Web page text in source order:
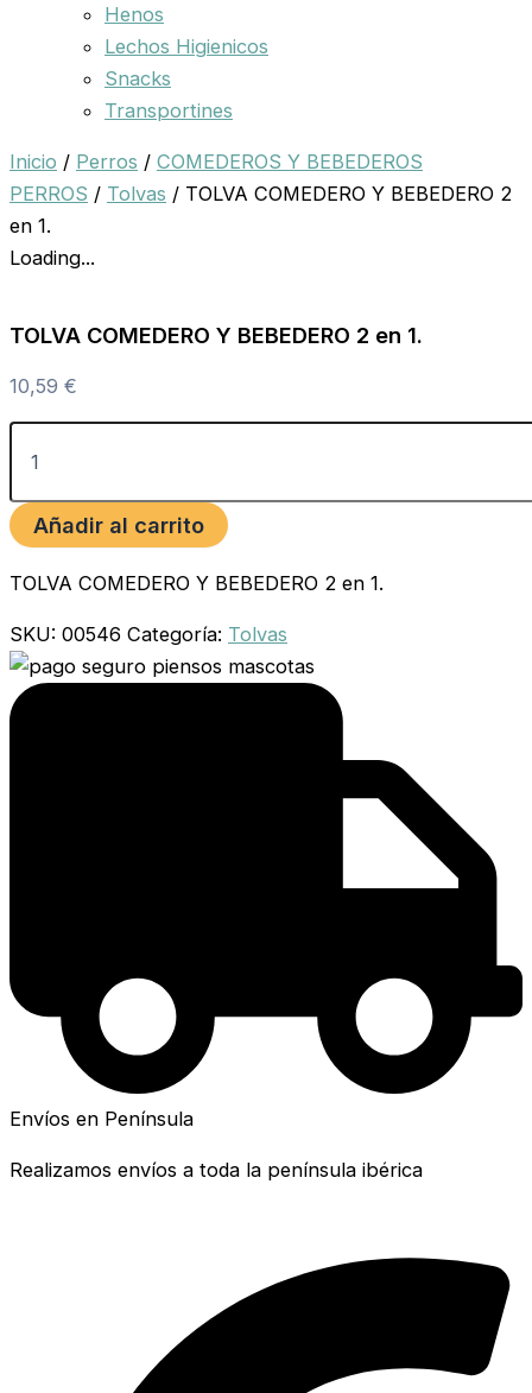
Henos
Lechos Higienicos
Snacks
Transportines
Inicio / Perros / COMEDEROS Y BEBEDEROS
PERROS / Tolvas / TOLVA COMEDERO Y BEBEDERO 2
en 1.
Loading...
TOLVA COMEDERO Y BEBEDERO 2 en 1.
10,59 €
Añadir al carrito
TOLVA COMEDERO Y BEBEDERO 2 en 1.
SKU: 00546 Categoría: Tolvas
Envíos en Península
Realizamos envíos a toda la península ibérica